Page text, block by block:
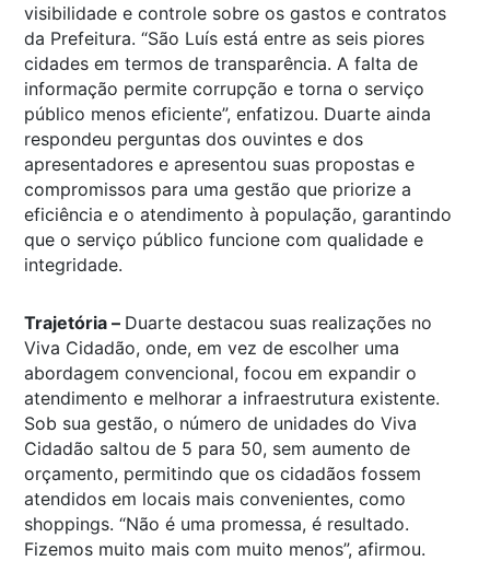
visibilidade e controle sobre os gastos e contratos
da Prefeitura. “São Luís está entre as seis piores
cidades em termos de transparência. A falta de
informação permite corrupção e torna o serviço
público menos eficiente”, enfatizou. Duarte ainda
respondeu perguntas dos ouvintes e dos
apresentadores e apresentou suas propostas e
compromissos para uma gestão que priorize a
eficiência e o atendimento à população, garantindo
que o serviço público funcione com qualidade e
integridade.
Trajetória – Duarte destacou suas realizações no
Viva Cidadão, onde, em vez de escolher uma
abordagem convencional, focou em expandir o
atendimento e melhorar a infraestrutura existente.
Sob sua gestão, o número de unidades do Viva
Cidadão saltou de 5 para 50, sem aumento de
orçamento, permitindo que os cidadãos fossem
atendidos em locais mais convenientes, como
shoppings. “Não é uma promessa, é resultado.
Fizemos muito mais com muito menos”, afirmou.